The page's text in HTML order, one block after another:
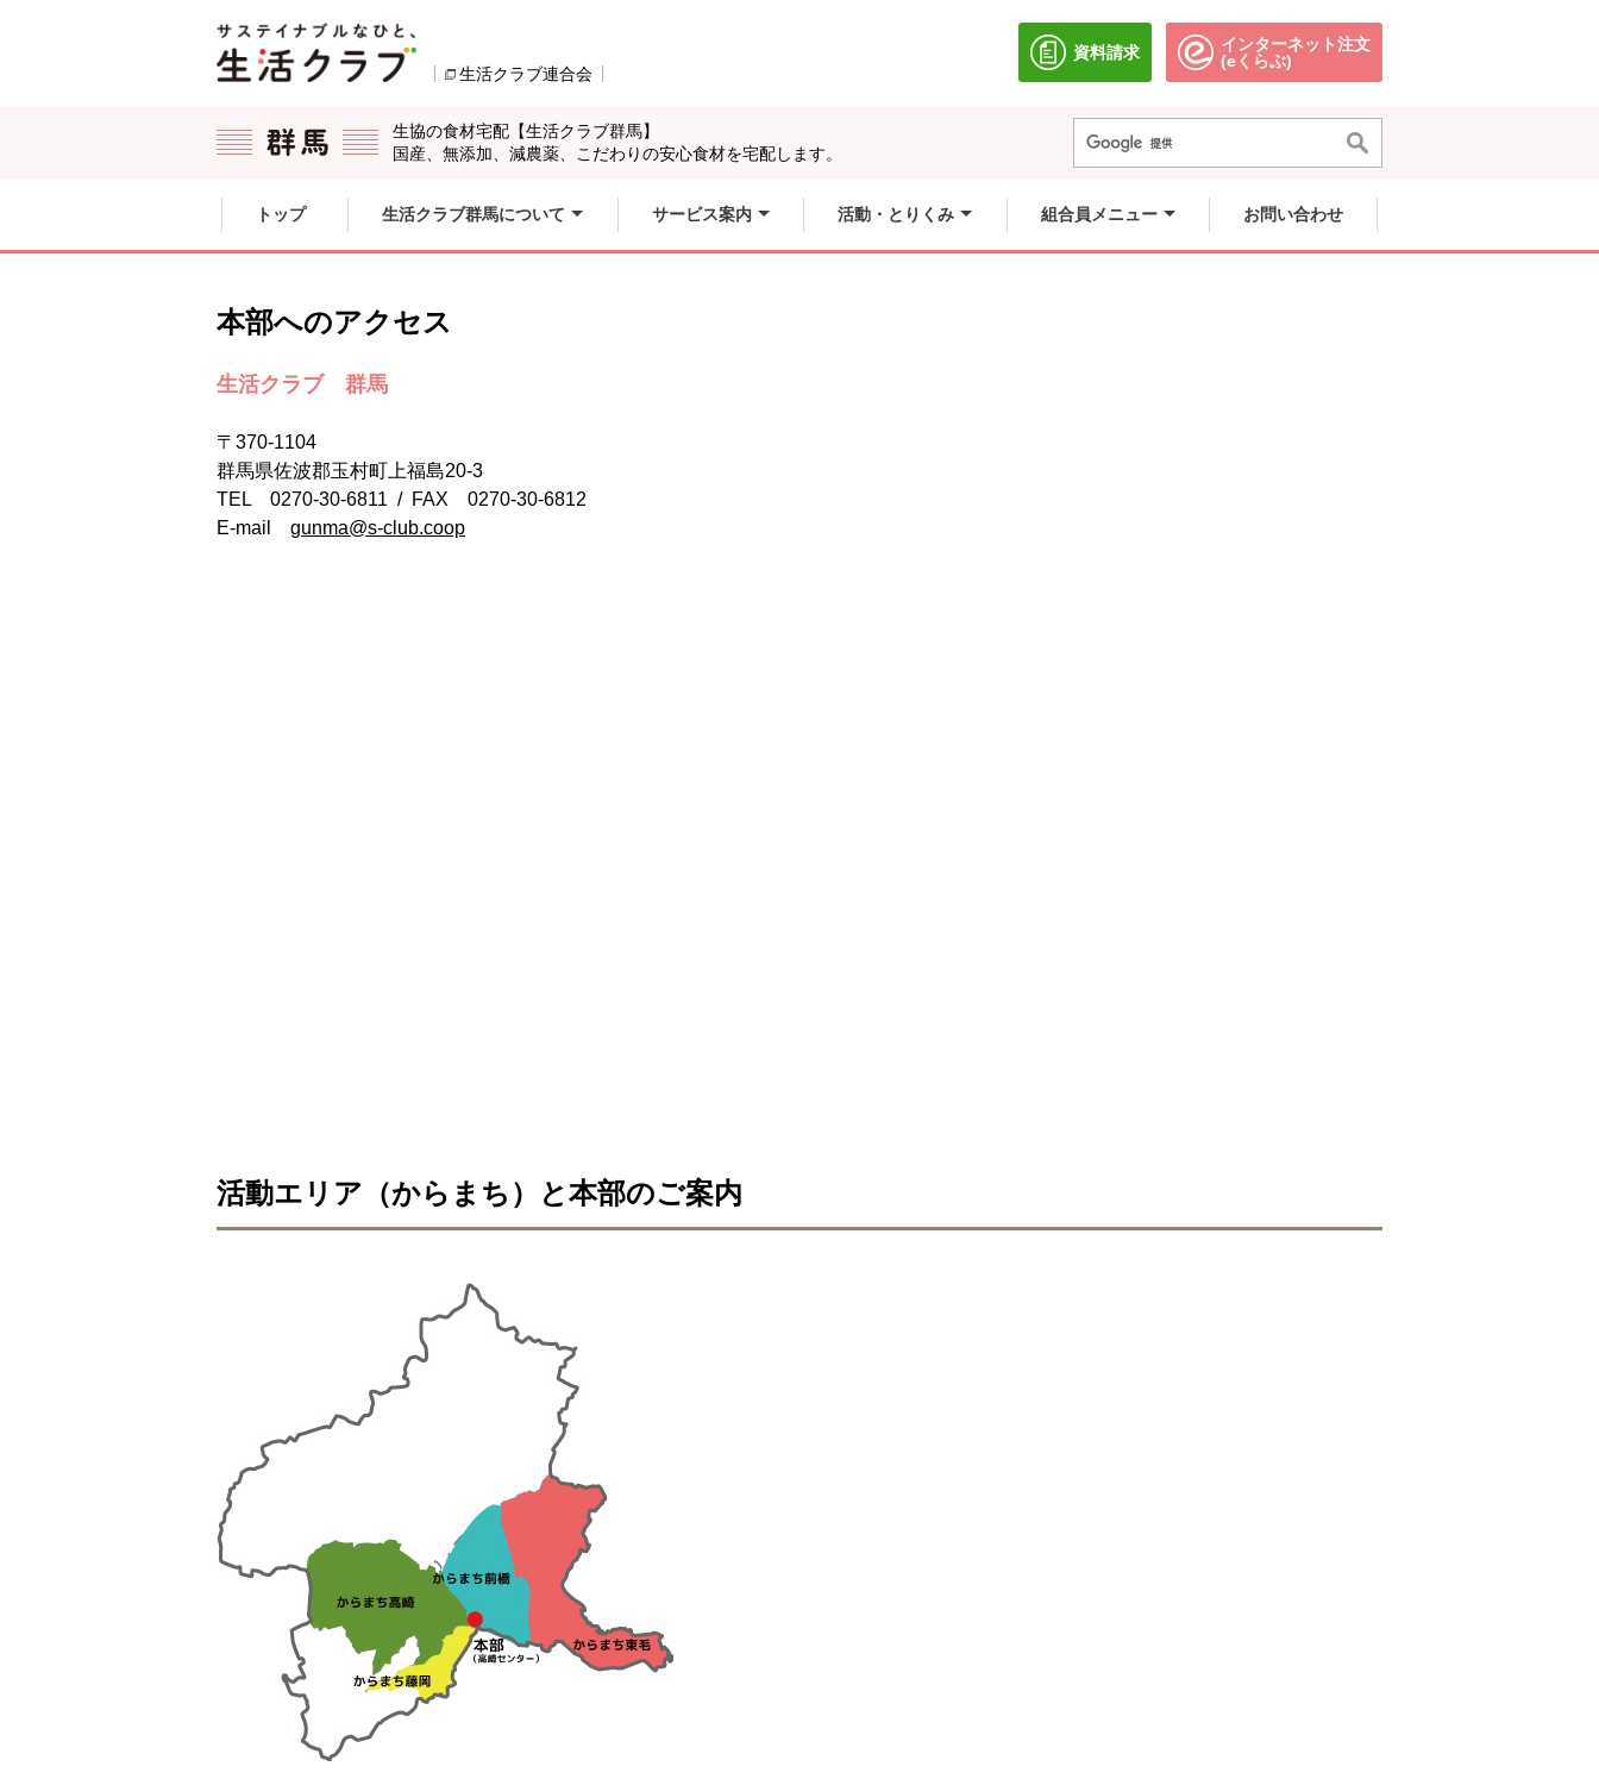
生活クラブ連合会
資料請求
別のウィンドウで開きます。
インターネット注文
(eくらぶ)別のウィンドウで開きます。
生協の食材宅配【生活クラブ群馬】
国産、無添加、減農薬、こだわりの安心食材を宅配します。
ここからサイト内共通メニューです。
サイト内共通メニューをスキップする
トップ 生活クラブ群馬について サービス案内 活動・とりくみ 組合員メニュー お問い合わせ
本部へのアクセス
生活クラブ 群馬
〒370-1104
群馬県佐波郡玉村町上福島20-3
TEL 0270-30-6811 / FAX 0270-30-6812
E-mail gunma@s-club.coop
活動エリア（からまち）と本部のご案内